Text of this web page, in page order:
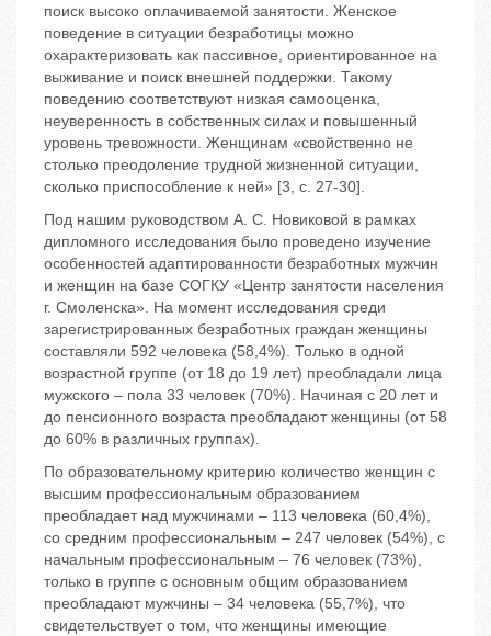
поиск высоко оплачиваемой занятости. Женское
поведение в ситуации безработицы можно
охарактеризовать как пассивное, ориентированное на
выживание и поиск внешней поддержки. Такому
поведению соответствуют низкая самооценка,
неуверенность в собственных силах и повышенный
уровень тревожности. Женщинам «свойственно не
столько преодоление трудной жизненной ситуации,
сколько приспособление к ней» [3, с. 27-30].
Под нашим руководством А. С. Новиковой в рамках
дипломного исследования было проведено изучение
особенностей адаптированности безработных мужчин
и женщин на базе СОГКУ «Центр занятости населения
г. Смоленска». На момент исследования среди
зарегистрированных безработных граждан женщины
составляли 592 человека (58,4%). Только в одной
возрастной группе (от 18 до 19 лет) преобладали лица
мужского – пола 33 человек (70%). Начиная с 20 лет и
до пенсионного возраста преобладают женщины (от 58
до 60% в различных группах).
По образовательному критерию количество женщин с
высшим профессиональным образованием
преобладает над мужчинами ‒ 113 человека (60,4%),
со средним профессиональным ‒ 247 человек (54%), с
начальным профессиональным ‒ 76 человек (73%),
только в группе с основным общим образованием
преобладают мужчины ‒ 34 человека (55,7%), что
свидетельствует о том, что женщины имеющие